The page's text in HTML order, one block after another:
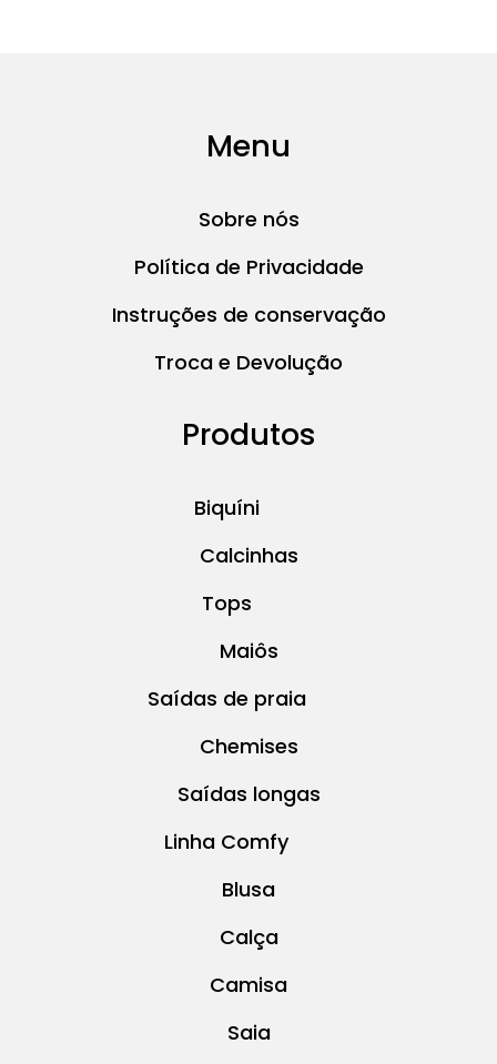
Menu
Sobre nós
Política de Privacidade
Instruções de conservação
Troca e Devolução
Produtos
Biquíni
Calcinhas
Tops
Maiôs
Saídas de praia
Chemises
Saídas longas
Linha Comfy
Blusa
Calça
Camisa
Saia